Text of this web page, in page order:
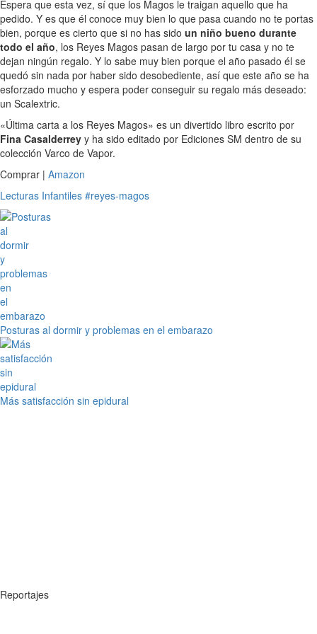
Espera que esta vez, sí que los Magos le traigan aquello que ha
pedido. Y es que él conoce muy bien lo que pasa cuando no te portas
bien, porque es cierto que si no has sido un niño bueno durante
todo el año, los Reyes Magos pasan de largo por tu casa y no te
dejan ningún regalo. Y lo sabe muy bien porque el año pasado él se
quedó sin nada por haber sido desobediente, así que este año se ha
esforzado mucho y espera poder conseguir su regalo más deseado:
un Scalextric.
«Última carta a los Reyes Magos» es un divertido libro escrito por
Fina Casalderrey y ha sido editado por Ediciones SM dentro de su
colección Varco de Vapor.
Comprar | Amazon
Lecturas Infantiles #reyes-magos
Posturas al dormir y problemas en el embarazo
Más satisfacción sin epidural
Reportajes